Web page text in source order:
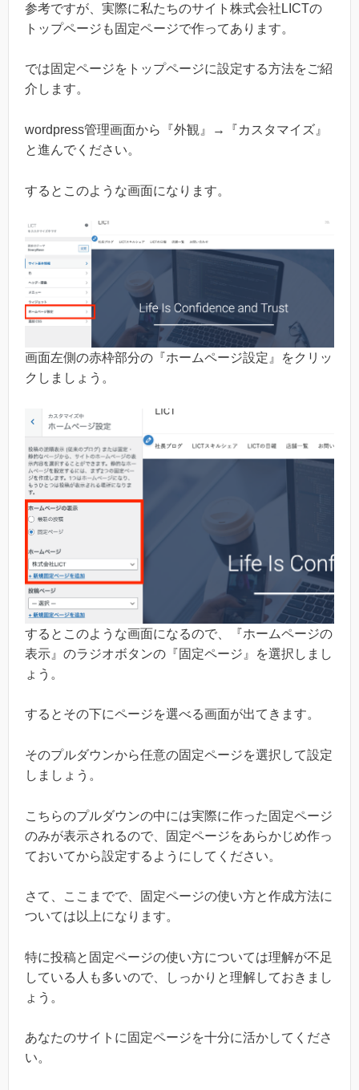
参考ですが、実際に私たちのサイト株式会社LICTの
トップページも固定ページで作ってあります。
では固定ページをトップページに設定する方法をご紹
介します。
wordpress管理画面から『外観』→『カスタマイズ』
と進んでください。
するとこのような画面になります。
画面左側の赤枠部分の『ホームページ設定』をクリッ
クしましょう。
するとこのような画面になるので、『ホームページの
表示』のラジオボタンの『固定ページ』を選択しまし
ょう。
するとその下にページを選べる画面が出てきます。
そのプルダウンから任意の固定ページを選択して設定
しましょう。
こちらのプルダウンの中には実際に作った固定ページ
のみが表示されるので、固定ページをあらかじめ作っ
ておいてから設定するようにしてください。
さて、ここまでで、固定ページの使い方と作成方法に
ついては以上になります。
特に投稿と固定ページの使い方については理解が不足
している人も多いので、しっかりと理解しておきまし
ょう。
あなたのサイトに固定ページを十分に活かしてくださ
い。